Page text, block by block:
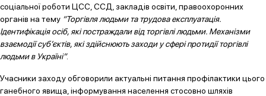
соціальної роботи ЦСС, ССД, закладів освіти, правоохоронних
органів на тему “Торгівля людьми та трудова експлуатація.
Ідентифікація осіб, які постраждали від торгівлі людьми. Механізми
взаємодії суб’єктів, які здійснюють заходи у сфері протидії торгівлі
людьми в Україні”.
Учасники заходу обговорили актуальні питання профілактики цього
ганебного явища, інформування населення стосовно шляхів